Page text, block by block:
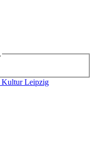
Kultur Leipzig